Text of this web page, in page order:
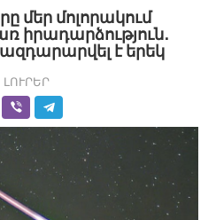
մեր մոլորակում
իրադարձություն․
է երեկ
ԼՈՒՐԵՐ